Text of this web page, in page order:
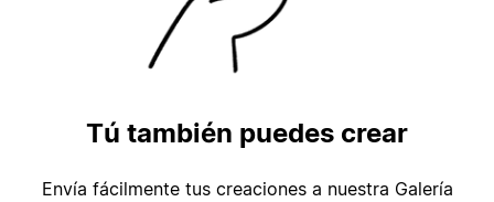
Tú también puedes crear
Envía fácilmente tus creaciones a nuestra Galería